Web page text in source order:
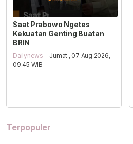
Saat Prabowo Ngetes
Kekuatan Genting Buatan
BRIN
Dailynews - Jumat , 07 Aug 2026,
09:45 WIB
Terpopuler